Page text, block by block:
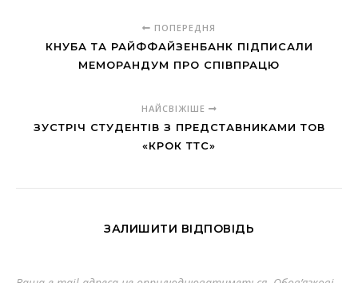
ПОПЕРЕДНЯ
КНУБА ТА РАЙФФАЙЗЕНБАНК ПІДПИСАЛИ
МЕМОРАНДУМ ПРО СПІВПРАЦЮ
НАЙСВІЖІШЕ
ЗУСТРІЧ СТУДЕНТІВ З ПРЕДСТАВНИКАМИ ТОВ
«КРОК ТТС»
ЗАЛИШИТИ ВІДПОВІДЬ